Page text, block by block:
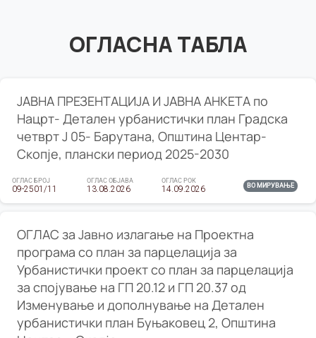
ОГЛАСНА ТАБЛА
ЈАВНА ПРЕЗЕНТАЦИЈА И ЈАВНА АНКЕТА по
Нацрт- Детален урбанистички план Градска
четврт Ј 05- Барутана, Општина Центар-
Скопје, плански период 2025-2030
ОГЛАС БРОЈ
09-2501/11
ОГЛАС ОБЈАВА
13.08.2026
ОГЛАС РОК
14.09.2026 ВО МИРУВАЊЕ
ОГЛАС за Јавно излагање на Проектна
програма со план за парцелација за
Урбанистички проект со план за парцелација
за спојување на ГП 20.12 и ГП 20.37 од
Изменување и дополнување на Детален
урбанистички план Буњаковец 2, Општина